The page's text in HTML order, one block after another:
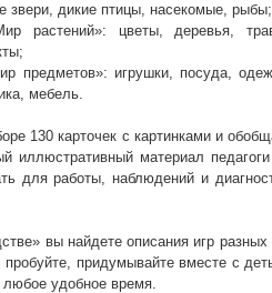
звери, дикие птицы, насекомые, рыбы;
растений»: цветы, деревья,
предметов»: игрушки, посуда,
мебель.
130 карточек с картинками и
иллюстративный материал
для работы, наблюдений и
вы найдете описания игр
пробуйте, придумывайте вместе с
любое удобное время.